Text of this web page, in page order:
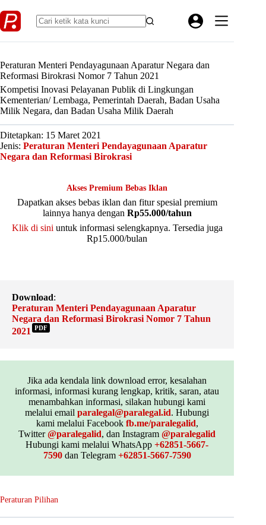
to
content
Peraturan Menteri Pendayagunaan Aparatur Negara dan
Reformasi Birokrasi Nomor 7 Tahun 2021
Kompetisi Inovasi Pelayanan Publik di Lingkungan
Kementerian/ Lembaga, Pemerintah Daerah, Badan Usaha
Milik Negara, dan Badan Usaha Milik Daerah
Ditetapkan: 15 Maret 2021
Jenis: Peraturan Menteri Pendayagunaan Aparatur
Negara dan Reformasi Birokrasi
Akses Premium Bebas Iklan
Dapatkan akses bebas iklan dan fitur spesial premium
lainnya hanya dengan Rp55.000/tahun
Klik di sini untuk informasi selengkapnya. Tersedia juga
Rp15.000/bulan
Download:
Peraturan Menteri Pendayagunaan Aparatur
Negara dan Reformasi Birokrasi Nomor 7 Tahun
2021
PDF
Jika ada kendala link download error, kesalahan
informasi, informasi kurang lengkap, kritik, saran, atau
menambahkan informasi, silakan hubungi kami
melalui emailparalegal@paralegal.id. Hubungi
kami melalui Facebook fb.me/paralegalid,
Twitter@paralegalid, dan Instagram@paralegalid
Hubungi kami melalui WhatsApp+62851-5667-
7590dan Telegram +62851-5667-7590
Peraturan Pilihan